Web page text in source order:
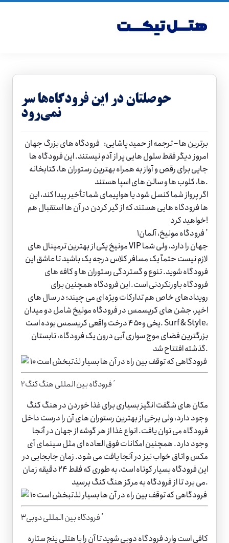
حوصلتان در این فرودگاه‌ها سر
نمی‌رود
برترین ها – ترجمه از حمید پاشایی: فرودگاه های بزرگ جهان
امروز دیگر فقط سلول هایی پر از آدم نیستند. این فرودگاه ها
جایی برای رقص و آواز به همراه بهترین رستوران ها، کتابخانه
ها، کلوب ها و سالن های اسپا هستند.
اگر پرواز شما کنسل شود یا هواپیمای شما تأخیر پیدا کند، این
ها فرودگاه هایی هستند که از گیر کردن در آن ها استقبال هم
خواهید کرد!
۱٫ فرودگاه مونیخ، آلمان
مونیخ یکی از بهترین ترمینال های VIP جهان را دارد، ولی شما
لازم نیست حتماً یک مسافر کلاس درجه یک باشید تا عاشق این
فرودگاه شوید. تنوع و گستردگی رستوران ها و کافه های
فرودگاه باورنکردنی است. این فرودگاه همچنین برای
رویدادهای خاص هم تدارکات ویژه ای می چیند؛ در سال های
اخیر، جشن های کریسمس در فرودگاه مونیخ شامل دو میدان
یخی و ۴۵۰ درخت واقعی کریسمس بوده است. Surf & Style،
بزرگترین فضای موج سواری آبی درون یک فرودگاه، تابستان
گذشته افتتاح شد.
۲٫ فرودگاه بین المللی هنگ کنگ
مکان های شگفت انگیز بسیاری برای غذا خوردن در هنگ کنگ
وجود دارد، ولی برخی از بهترین رستوران های آن را درست داخل
فرودگاه می توان یافت. انواع غذا از هر گوشه از جهان در آنجا
وجود دارد. همچنین امکانات فوق العاده ای مثل سینمای آی
مکس و اتاق خواب نیز در آنجا یافت می شود. زمان جابجایی در
این فرودگاه بسیار کوتاه است، به طوری که فقط ۲۴ دقیقه زمان
می برد تا از فرودگاه به مرکز هنگ کنگ برسید.
۳٫ فرودگاه بین المللی دوبی
کافی است وارد فرودگاه دوبی شوید تا آن را با هتلی پنج ستاره